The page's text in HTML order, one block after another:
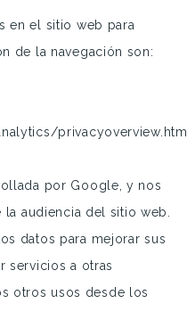
en el sitio web para
de la navegación son:
por Google, y nos
audiencia del sitio web.
datos para mejorar sus
servicios a otras
otros usos desde los